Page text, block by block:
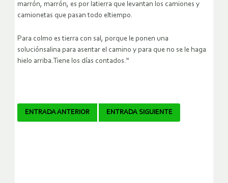
marrón, marrón, es por latierra que levantan los camiones y
camionetas que pasan todo eltiempo.
Para colmo es tierra con sal, porque le ponen una
soluciónsalina para asentar el camino y para que no se le haga
hielo arriba.Tiene los días contados."
Navegador
ENTRADA ANTERIOR ENTRADA SIGUIENTE